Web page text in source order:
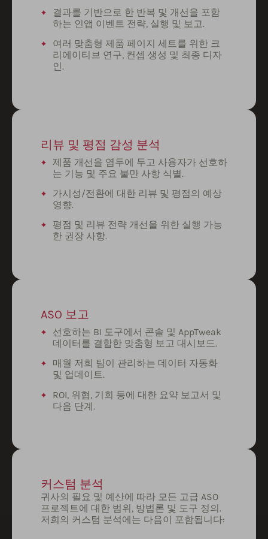
결과를 기반으로 한 반복 및 개선을 포함
하는 인앱 이벤트 전략, 실행 및 보고.
여러 맞춤형 제품 페이지 세트를 위한 크
리에이티브 연구, 컨셉 생성 및 최종 디자
인.
리뷰 및 평점 감성 분석
제품 개선을 염두에 두고 사용자가 선호하
는 기능 및 주요 불만 사항 식별.
가시성/전환에 대한 리뷰 및 평점의 예상
영향.
평점 및 리뷰 전략 개선을 위한 실행 가능
한 권장 사항.
ASO 보고
선호하는 BI 도구에서 콘솔 및 AppTweak
데이터를 결합한 맞춤형 보고 대시보드.
매월 저희 팀이 관리하는 데이터 자동화
및 업데이트.
ROI, 위협, 기회 등에 대한 요약 보고서 및
다음 단계.
커스텀 분석
귀사의 필요 및 예산에 따라 모든 고급 ASO
프로젝트에 대한 범위, 방법론 및 도구 정의.
저희의 커스텀 분석에는 다음이 포함됩니다: